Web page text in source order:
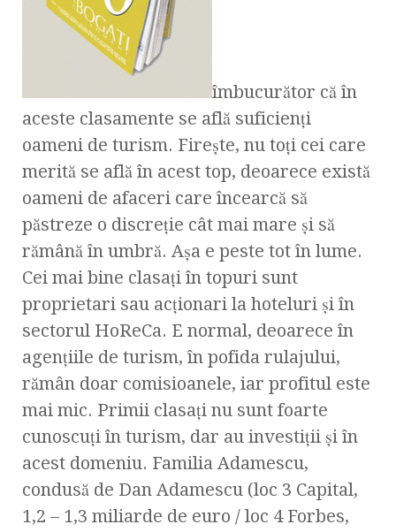
îmbucurător că în
aceste clasamente se află suficienţi
oameni de turism. Fireşte, nu toţi cei care
merită se află în acest top, deoarece există
oameni de afaceri care încearcă să
păstreze o discreţie cât mai mare şi să
rămână în umbră. Aşa e peste tot în lume.
Cei mai bine clasaţi în topuri sunt
proprietari sau acţionari la hoteluri şi în
sectorul HoReCa. E normal, deoarece în
agenţiile de turism, în pofida rulajului,
rămân doar comisioanele, iar profitul este
mai mic. Primii clasaţi nu sunt foarte
cunoscuţi în turism, dar au investiţii şi în
acest domeniu. Familia Adamescu,
condusă de Dan Adamescu (loc 3 Capital,
1,2 – 1,3 miliarde de euro / loc 4 Forbes,